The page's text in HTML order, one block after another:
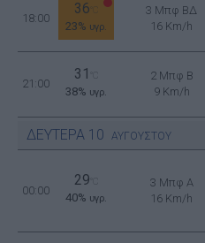
18:00
36
23% υγρ.
3 Μπφ ΒΔ
16 Km/h
21:00
31
38% υγρ.
2 Μπφ B
9 Km/h
ΔΕΥΤΕΡΑ 10 ΑΥΓΟΥΣΤΟΥ
00:00
29
40% υγρ.
3 Μπφ Α
16 Km/h